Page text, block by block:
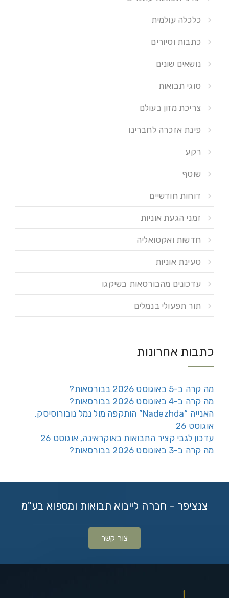
כלכלה עולמית
כתבות וסיורים
נושאים שונים
סוגי תבואות
צריכת מזון בעולם
פינת אזכרה לחברינו
רקע
שוטף
דוחות חודשיים
זמני הגעת אוניות
חדשות ואקטואליה
טעינת אוניות
עדכונים מהבורסאות בשיקגו
תור תפעולי בנמלים
כתבות אחרונות
מה קרה ב-5 באוגוסט 2026 בבורסאות?
מה קרה ב-4 באוגוסט 2026 בבורסאות?
האנייה “Nadezhda” הותקפה מול נמל נובורוסיסק,
אוגוסט 26
עדכון לגבי קציר התבואות באוקראינה, אוגוסט 26
מה קרה ב-3 באוגוסט 2026 בבורסאות?
צנציפר - חברה לייבוא תבואות ומספוא בע"מ
צור קשר